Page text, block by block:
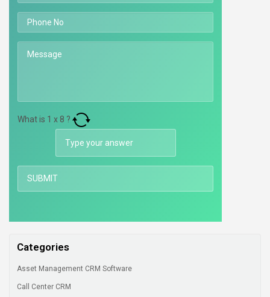
What is 1 x 8 ?
Categories
Asset Management CRM Software
Call Center CRM